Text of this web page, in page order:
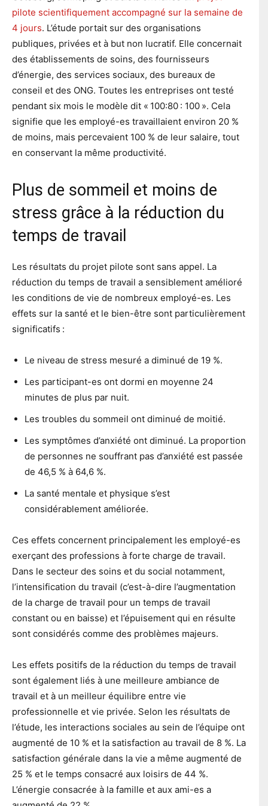
pilote scientifiquement accompagné sur la semaine de
4 jours. L’étude portait sur des organisations
publiques, privées et à but non lucratif. Elle concernait
des établissements de soins, des fournisseurs
d’énergie, des services sociaux, des bureaux de
conseil et des ONG. Toutes les entreprises ont testé
pendant six mois le modèle dit « 100:80 : 100 ». Cela
signifie que les employé-es travaillaient environ 20 %
de moins, mais percevaient 100 % de leur salaire, tout
en conservant la même productivité.
Plus de sommeil et moins de
stress grâce à la réduction du
temps de travail
Les résultats du projet pilote sont sans appel. La
réduction du temps de travail a sensiblement amélioré
les conditions de vie de nombreux employé-es. Les
effets sur la santé et le bien-être sont particulièrement
significatifs :
Le niveau de stress mesuré a diminué de 19 %.
Les participant-es ont dormi en moyenne 24
minutes de plus par nuit.
Les troubles du sommeil ont diminué de moitié.
Les symptômes d’anxiété ont diminué. La proportion
de personnes ne souffrant pas d’anxiété est passée
de 46,5 % à 64,6 %.
La santé mentale et physique s’est
considérablement améliorée.
Ces effets concernent principalement les employé-es
exerçant des professions à forte charge de travail.
Dans le secteur des soins et du social notamment,
l’intensification du travail (c’est-à-dire l’augmentation
de la charge de travail pour un temps de travail
constant ou en baisse) et l’épuisement qui en résulte
sont considérés comme des problèmes majeurs.
Les effets positifs de la réduction du temps de travail
sont également liés à une meilleure ambiance de
travail et à un meilleur équilibre entre vie
professionnelle et vie privée. Selon les résultats de
l’étude, les interactions sociales au sein de l’équipe ont
augmenté de 10 % et la satisfaction au travail de 8 %. La
satisfaction générale dans la vie a même augmenté de
25 % et le temps consacré aux loisirs de 44 %.
L’énergie consacrée à la famille et aux ami-es a